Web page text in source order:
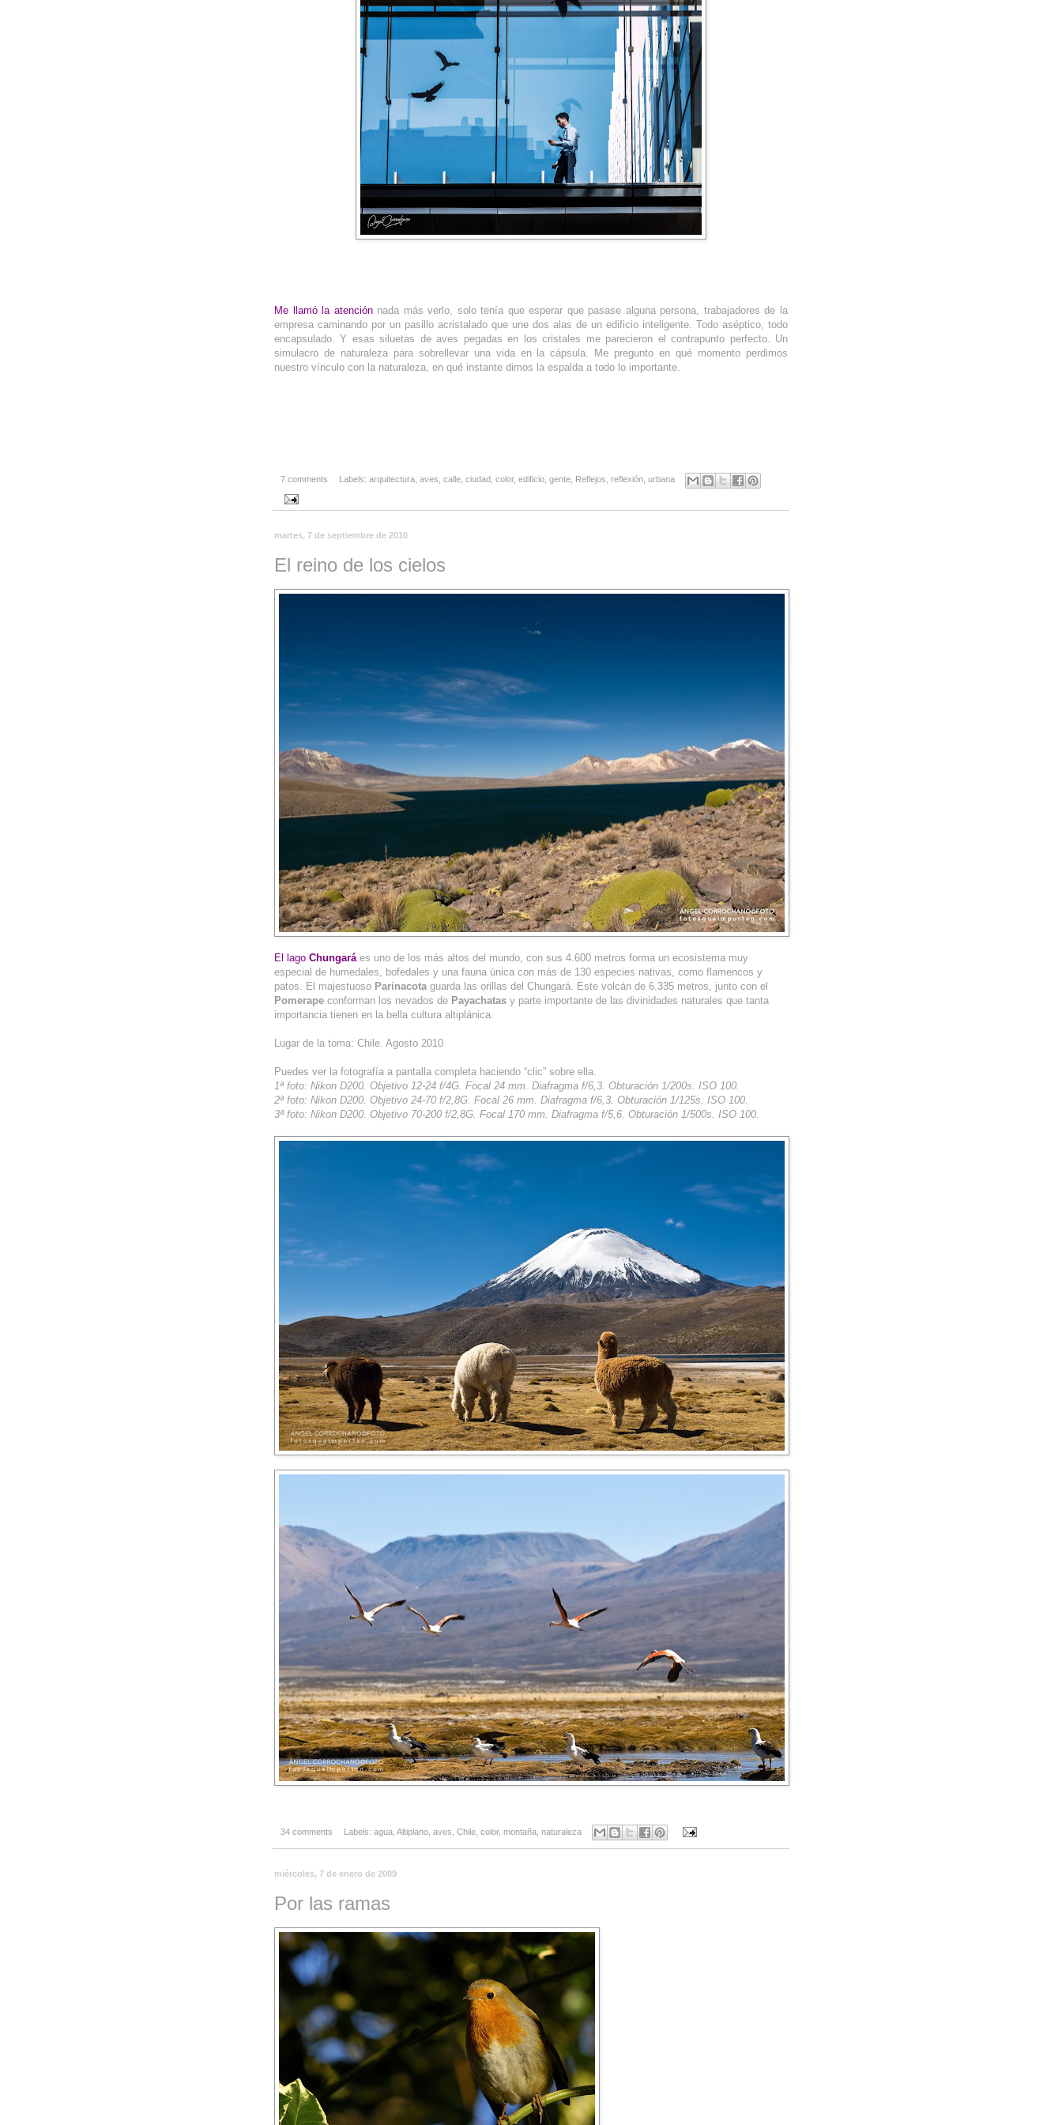
Me llamó la atenciónnada más verlo, solo tenía que esperar que pasase alguna persona, trabajadores de la
empresa caminando por un pasillo acristalado que une dos alas de un edificio inteligente. Todo aséptico, todo
encapsulado. Y esas siluetas de aves pegadas en los cristales me parecieron el contrapunto perfecto. Un
simulacro de naturaleza para sobrellevar una vida en la cápsula. Me pregunto en qué momento perdimos
nuestro vínculo con la naturaleza, en qué instante dimos la espalda a todo lo importante.
7 comments Labels: arquitectura, aves, calle, ciudad, color, edificio, gente, Reflejos, reflexión, urbana
martes, 7 de septiembre de 2010
El reino de los cielos
El lago Chungará es uno de los más altos del mundo, con sus 4.600 metros forma un ecosistema muy
especial de humedales, bofedales y una fauna única con más de 130 especies nativas, como flamencos y
patos. El majestuoso Parinacotaguarda las orillas del Chungará. Este volcán de 6.335 metros, junto con el
Pomerape conforman los nevados de Payachatas y parte importante de las divinidades naturales que tanta
importancia tienen en la bella cultura altiplánica.
Lugar de la toma: Chile. Agosto 2010
Puedes ver la fotografía a pantalla completa haciendo “clic” sobre ella.
1ª foto: Nikon D200. Objetivo 12-24 f/4G. Focal 24 mm. Diafragma f/6,3. Obturación 1/200s. ISO 100.
2ª foto: Nikon D200. Objetivo 24-70 f/2,8G. Focal 26 mm. Diafragma f/6,3. Obturación 1/125s. ISO 100.
3ª foto: Nikon D200. Objetivo 70-200 f/2,8G. Focal 170 mm. Diafragma f/5,6. Obturación 1/500s. ISO 100.
34 comments Labels: agua, Altiplano, aves Chile, color, montaña, naturaleza
miércoles, 7 de enero de 2009
Por las ramas